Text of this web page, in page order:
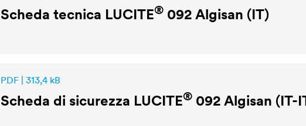
Scheda tecnica LUCITE® 092 Algisan (IT)
PDF | 313,4 kB
Scheda di sicurezza LUCITE® 092 Algisan (IT-